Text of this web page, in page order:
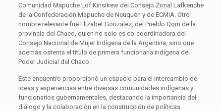
Comunidad Mapuche Lof Kinsikew del Consejo Zonal Lafkenche
de la Confederación Mapuche de Neuquén y de ECMIA. Otro
nombre relevante fue Elizabet González, del Pueblo Qom de la
provincia del Chaco, quien no solo es co-coordinadora del
Consejo Nacional de Mujer Indígena de la Argentina, sino que
además ostenta el título de primera funcionaria indígena del
Poder Judicial del Chaco.
Este encuentro proporcionó un espacio para el intercambio de
ideas y experiencias entre diversas comunidades indígenas y
funcionarios gubernamentales, destacando la importancia del
diálogo y la colaboración en la construcción de políticas